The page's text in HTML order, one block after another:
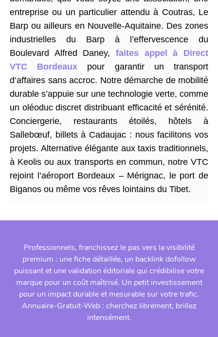
entreprise ou un particulier attendu à Coutras, Le
Barp ou ailleurs en Nouvelle-Aquitaine. Des zones
industrielles du Barp à l’effervescence du
Boulevard Alfred Daney, faites appel à Direct
VTC Bordeaux pour garantir un transport
d’affaires sans accroc. Notre démarche de mobilité
durable s’appuie sur une technologie verte, comme
un oléoduc discret distribuant efficacité et sérénité.
Conciergerie, restaurants étoilés, hôtels à
Sallebœuf, billets à Cadaujac : nous facilitons vos
projets. Alternative élégante aux taxis traditionnels,
à Keolis ou aux transports en commun, notre VTC
rejoint l’aéroport Bordeaux – Mérignac, le port de
Biganos ou même vos rêves lointains du Tibet.
Professionnels, franchissez le pas vers la visibilité
premium : une fiche détaillée, un backlink dofollow
puissant et une validation éditoriale qui crédibilise votre
marque pour un coût maîtrisé. Un petit investissement
pour un impact durable et mesurable sur votre trafic.
Annuaire-Gratuit-Web : cherchez librement, brillez
intensément.